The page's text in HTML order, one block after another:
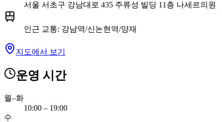
서울 서초구 강남대로 435 주류성 빌딩 11층 나세르의원
인근 교통: 강남역/신논현역/양재
지도에서 보기
운영 시간
월–화
10:00 – 19:00
수